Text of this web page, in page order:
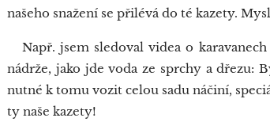
našeho snažení se přilévá do té kazety.
Např. jsem sledoval videa o
nádrže, jako jde voda ze sprchy a dřezu:
nutné k tomu vozit celou sadu náčiní,
ty naše kazety!